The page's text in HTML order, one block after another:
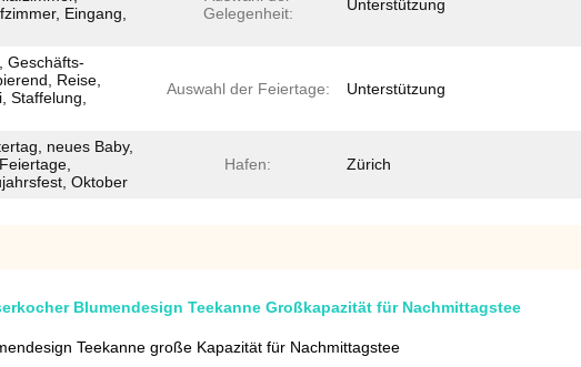
Eingang,
Gelegenheit:
Unterstützung
Geschäfts-
Reise,
Staffelung,
Auswahl der Feiertage: Unterstützung
neues Baby,
Oktober
Hafen: Zürich
Blumendesign Teekanne Großkapazität für Nachmittagstee
Teekanne große Kapazität für Nachmittagstee